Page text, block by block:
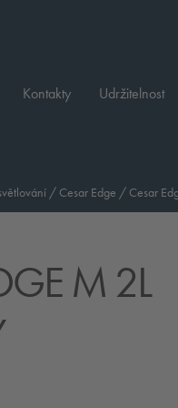
Kontakty Udržitelnost
/ Cesar Edge / Cesar
M 2L